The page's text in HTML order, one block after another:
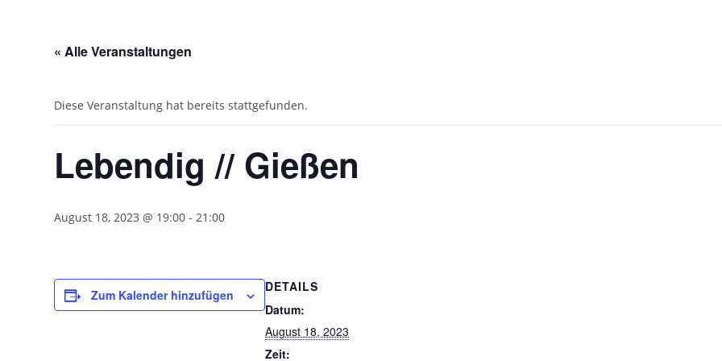
« Alle Veranstaltungen
Diese Veranstaltung hat bereits stattgefunden.
Lebendig // Gießen
August 18, 2023 @ 19:00 -21:00
Zum Kalender hinzufügen
DETAILS
Datum:
August 18, 2023
Zeit: